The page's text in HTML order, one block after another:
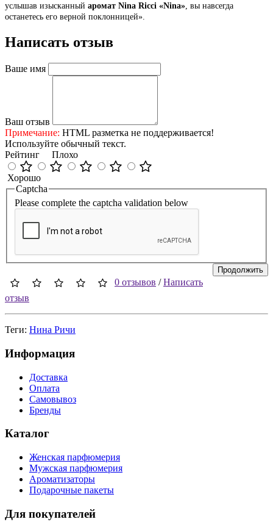
услышав изысканный аромат Nina Ricci «Nina» , вы навсегда
останетесь его верной поклонницей».
Написать отзыв
Ваше имя
Ваш отзыв
Примечание: HTML разметка не поддерживается!
Используйте обычный текст.
Рейтинг Плохо
Хорошо
Captcha
Please complete the captcha validation below
Продолжить
0 отзывов /Написать
отзыв
Теги: Нина Ричи
Информация
Доставка
Оплата
Самовывоз
Бренды
Каталог
Женская парфюмерия
Мужская парфюмерия
Ароматизаторы
Подарочные пакеты
Для покупателей